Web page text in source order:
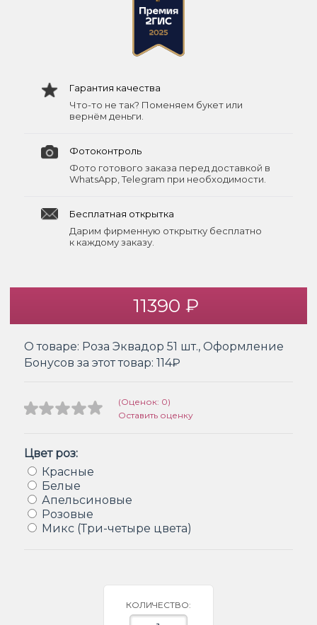
Гарантия качества
Что-то не так? Поменяем букет или
вернём деньги.
Фотоконтроль
Фото готового заказа перед доставкой в
WhatsApp, Telegram при необходимости.
Бесплатная открытка
Дарим фирменную открытку бесплатно
к каждому заказу.
11390 ₽
О товаре: Роза Эквадор 51 шт., Оформление
Бонусов за этот товар: 114₽
(Оценок: 0)
Оставить оценку
Цвет роз:
Красные
Белые
Апельсиновые
Розовые
Микс (Три-четыре цвета)
КОЛИЧЕСТВО: